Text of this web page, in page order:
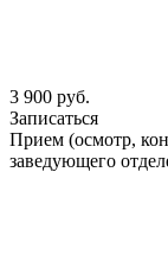
3 900 руб.
Записаться
Прием (осмотр,
заведующего